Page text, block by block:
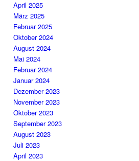
April 2025
März 2025
Februar 2025
Oktober 2024
August 2024
Mai 2024
Februar 2024
Januar 2024
Dezember 2023
November 2023
Oktober 2023
September 2023
August 2023
Juli 2023
April 2023